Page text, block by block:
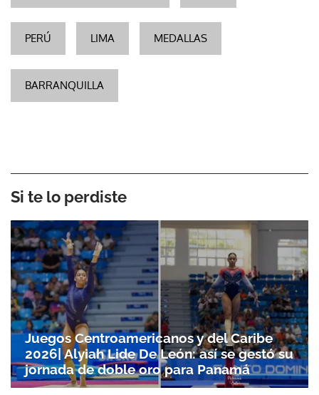
PERÚ LIMA MEDALLAS
BARRANQUILLA
Si te lo perdiste
Juegos Centroamericanos y del Caribe
2026| Alyiah Lide De León: así se gestó su
jornada de doble oro para Panamá